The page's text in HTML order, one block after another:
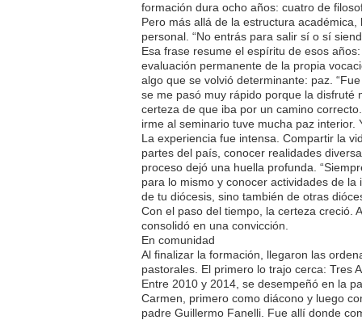
formación dura ocho años: cuatro de
Pero más allá de la estructura
personal. “No entrás para salir sí o sí
Esa frase resume el espíritu de esos
evaluación permanente de la propia
algo que se volvió determinante: paz.
se me pasó muy rápido porque la disfruté
certeza de que iba por un camino
irme al seminario tuve mucha paz interior.
La experiencia fue intensa. Compartir la
partes del país, conocer realidades
proceso dejó una huella profunda.
para lo mismo y conocer actividades de
de tu diócesis, sino también de otras
Con el paso del tiempo, la certeza creció.
consolidó en una convicción.
En comunidad
Al finalizar la formación, llegaron las
pastorales. El primero lo trajo cerca: Tres
Entre 2010 y 2014, se desempeñó en la
Carmen, primero como diácono y luego
padre Guillermo Fanelli. Fue allí donde